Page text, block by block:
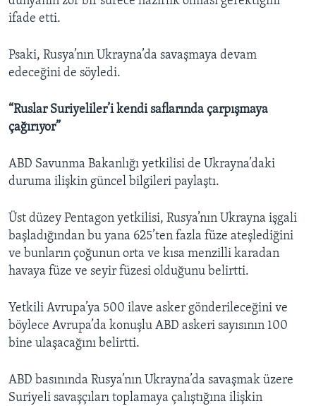
ifade etti.
Psaki, Rusya’nın Ukrayna’da savaşmaya devam
edeceğini de söyledi.
“Ruslar Suriyeliler’i kendi saflarında çarpışmaya
çağırıyor”
ABD Savunma Bakanlığı yetkilisi de Ukrayna’daki
duruma ilişkin güncel bilgileri paylaştı.
Üst düzey Pentagon yetkilisi, Rusya’nın Ukrayna işgali
başladığından bu yana 625’ten fazla füze ateşlediğini
ve bunların çoğunun orta ve kısa menzilli karadan
havaya füze ve seyir füzesi olduğunu belirtti.
Yetkili Avrupa’ya 500 ilave asker gönderileceğini ve
böylece Avrupa’da konuşlu ABD askeri sayısının 100
bine ulaşacağını belirtti.
ABD basınında Rusya’nın Ukrayna’da savaşmak üzere
Suriyeli savaşçıları toplamaya çalıştığına ilişkin